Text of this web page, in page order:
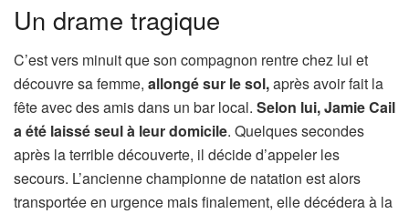
Un drame tragique
C’est vers minuit que son compagnon rentre chez lui et
découvre sa femme, allongé sur le sol,après avoir fait la
fête avec des amis dans un bar local. Selon lui, Jamie Cail
a été laissé seul à leur domicile. Quelques secondes
après la terrible découverte, il décide d’appeler les
secours. L’ancienne championne de natation est alors
transportée en urgence mais finalement, elle décédera à la